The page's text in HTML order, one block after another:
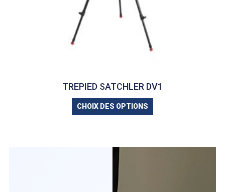
TREPIED SATCHLER DV1
CHOIX DES OPTIONS